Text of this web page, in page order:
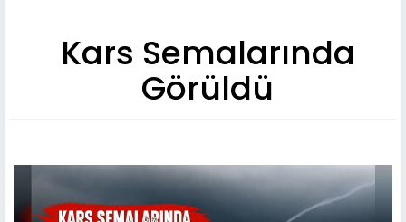
Kars Semalarında
Görüldü